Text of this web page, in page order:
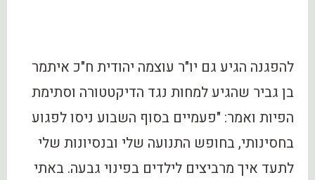
להפגנה הגיע גם יו"ר עוצמה יהודית ח"כ איתמר
בן גביר שהגיע למחות נגד הדיקטטורה וסתימת
הפיות ואמר: "פעמיים בסוף השבוע ניסו לפגוע
בחסינותי, בחופש התנועה שלי ובנסיונות שלי
לתעד איך מרביצים לילדים בפינוי גבעה. באתי